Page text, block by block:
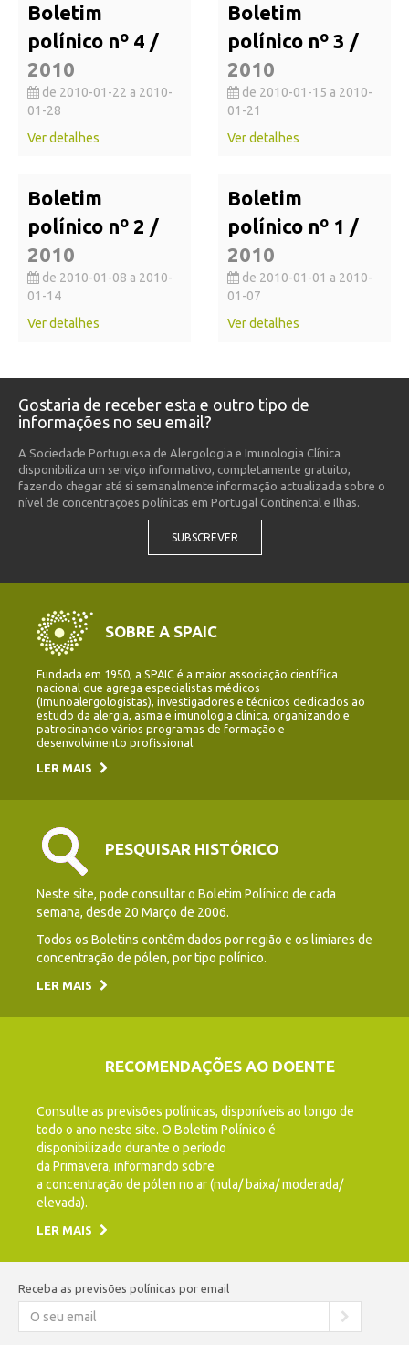
Boletim
polínico nº 4 /
2010
de 2010-01-22 a 2010-
01-28
Ver detalhes
Boletim
polínico nº 3 /
2010
de 2010-01-15 a 2010-
01-21
Ver detalhes
Boletim
polínico nº 2 /
2010
de 2010-01-08 a 2010-
01-14
Ver detalhes
Boletim
polínico nº 1 /
2010
de 2010-01-01 a 2010-
01-07
Ver detalhes
Gostaria de receber esta e outro tipo de
informações no seu email?
A Sociedade Portuguesa de Alergologia e Imunologia Clínica
disponibiliza um serviço informativo, completamente gratuito,
fazendo chegar até si semanalmente informação actualizada sobre o
nível de concentrações polínicas em Portugal Continental e Ilhas.
SUBSCREVER
SOBRE A SPAIC
Fundada em 1950, a SPAIC é a maior associação científica
nacional que agrega especialistas médicos
(Imunoalergologistas), investigadores e técnicos dedicados ao
estudo da alergia, asma e imunologia clínica, organizando e
patrocinando vários programas de formação e
desenvolvimento profissional.
LER MAIS
PESQUISAR HISTÓRICO
Neste site, pode consultar o Boletim Polínico de cada
semana, desde 20 Março de 2006.
Todos os Boletins contêm dados por região e os limiares de
concentração de pólen, por tipo polínico.
LER MAIS
RECOMENDAÇÕES AO DOENTE
Consulte as previsões polínicas, disponíveis ao longo de
todo o ano neste site. O Boletim Polínico é
disponibilizado durante o período
da Primavera, informando sobre
a concentração de pólen no ar (nula/ baixa/ moderada/
elevada).
LER MAIS
Receba as previsões polínicas por email